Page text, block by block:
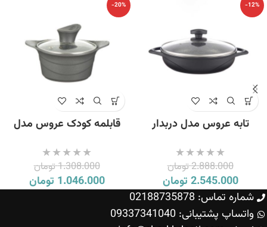
-12%
تابه عروس مدل دربدار
2.888.000تومان
2.545.000 تومان
-20%
قابلمه کودک عروس مدل
1.308.000تومان
1.046.000 تومان
شماره تماس: 02188735878
واتساپ پشتیبانی: 09337341040